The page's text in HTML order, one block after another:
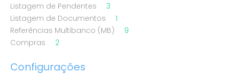
Listagem de Pendentes
3
Listagem de Documentos
1
Referências Multibanco (MB)
9
Compras
2
Configurações